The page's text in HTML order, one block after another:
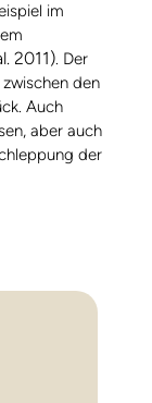
im
2011). Der
den
Auch
aber auch
der